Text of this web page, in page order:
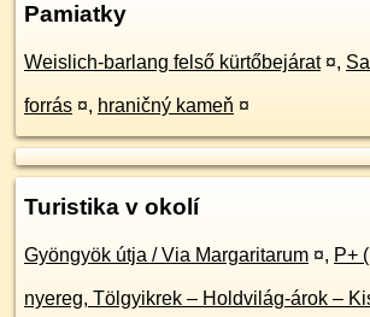
Pamiatky
Weislich-barlang felső kürtőbejárat ¤,
forrás ¤, hraničný kameň ¤
Turistika v okolí
Gyöngyök útja / Via Margaritarum ¤, P+
nyereg, Tölgyikrek – Holdvilág-árok –